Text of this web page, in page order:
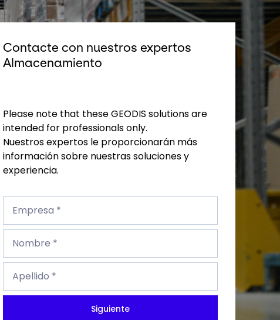
Contacte con nuestros expertos
Almacenamiento
Please note that these GEODIS solutions are
intended for professionals only.
Nuestros expertos le proporcionarán más
información sobre nuestras soluciones y
experiencia.
Empresa
Empresa *
Nombre
Nombre *
Apellido
Apellido *
Siguiente
Siguiente